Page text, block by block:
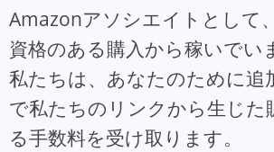
Amazonアソシエイトとして
資格のある購入から稼いでい
私たちは、あなたのために追
で私たちのリンクから生じた
る手数料を受け取ります。